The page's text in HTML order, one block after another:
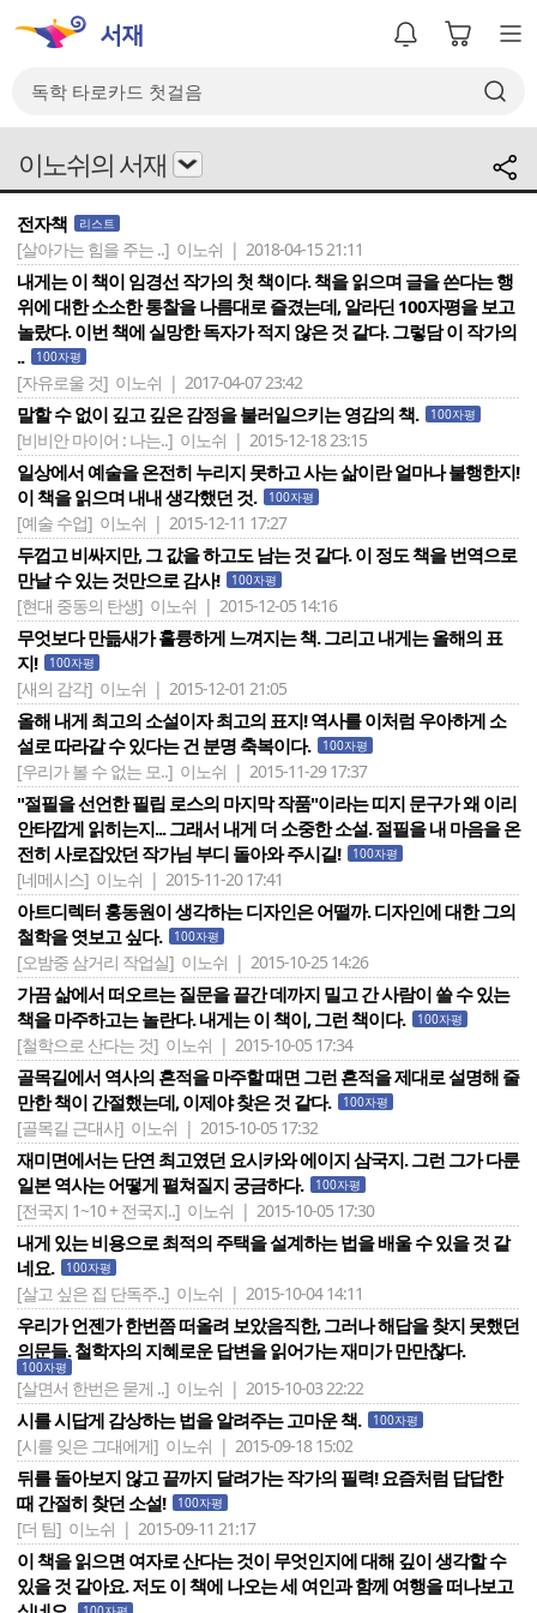
이노쉬의 서재
전자책 리스트
[살아가는 힘을 주는 ..] 이노쉬 | 2018-04-15 21:11
내게는 이 책이 임경선 작가의 첫 책이다. 책을 읽으며 글을 쓴다는 행
위에 대한 소소한 통찰을 나름대로 즐겼는데, 알라딘 100자평을 보고
놀랐다. 이번 책에 실망한 독자가 적지 않은 것 같다. 그렇담 이 작가의
..
100자평
[자유로울 것] 이노쉬 | 2017-04-07 23:42
말할 수 없이 깊고 깊은 감정을 불러일으키는 영감의 책. 100자평
[비비안 마이어 : 나는..] 이노쉬 | 2015-12-18 23:15
일상에서 예술을 온전히 누리지 못하고 사는 삶이란 얼마나 불행한지!
이 책을 읽으며 내내 생각했던 것.
100자평
[예술 수업] 이노쉬 | 2015-12-11 17:27
두껍고 비싸지만, 그 값을 하고도 남는 것 같다. 이 정도 책을 번역으로
만날 수 있는 것만으로 감사!
100자평
[현대 중동의 탄생] 이노쉬 | 2015-12-05 14:16
무엇보다 만듦새가 훌륭하게 느껴지는 책. 그리고 내게는 올해의 표
지!
100자평
[새의 감각] 이노쉬 | 2015-12-01 21:05
올해 내게 최고의 소설이자 최고의 표지! 역사를 이처럼 우아하게 소
설로 따라갈 수 있다는 건 분명 축복이다.
100자평
[우리가 볼 수 없는 모..] 이노쉬 | 2015-11-29 17:37
"절필을 선언한 필립 로스의 마지막 작품"이라는 띠지 문구가 왜 이리
안타깝게 읽히는지... 그래서 내게 더 소중한 소설. 절필을 내 마음을 온
전히 사로잡았던 작가님 부디 돌아와 주시길!
100자평
[네메시스] 이노쉬 | 2015-11-20 17:41
아트디렉터 홍동원이 생각하는 디자인은 어떨까. 디자인에 대한 그의
철학을 엿보고 싶다.
100자평
[오밤중 삼거리 작업실] 이노쉬 | 2015-10-25 14:26
가끔 삶에서 떠오르는 질문을 끝간 데까지 밀고 간 사람이 쓸 수 있는
책을 마주하고는 놀란다. 내게는 이 책이, 그런 책이다.
100자평
[철학으로 산다는 것] 이노쉬 | 2015-10-05 17:34
골목길에서 역사의 흔적을 마주할 때면 그런 흔적을 제대로 설명해 줄
만한 책이 간절했는데, 이제야 찾은 것 같다.
100자평
[골목길 근대사] 이노쉬 | 2015-10-05 17:32
재미면에서는 단연 최고였던 요시카와 에이지 삼국지. 그런 그가 다룬
일본 역사는 어떻게 펼쳐질지 궁금하다.
100자평
[전국지 1~10 + 전국지..] 이노쉬 | 2015-10-05 17:30
내게 있는 비용으로 최적의 주택을 설계하는 법을 배울 수 있을 것 같
네요.
100자평
[살고 싶은 집 단독주..] 이노쉬 | 2015-10-04 14:11
우리가 언젠가 한번쯤 떠올려 보았음직한, 그러나 해답을 찾지 못했던
의문들. 철학자의 지혜로운 답변을 읽어가는 재미가 만만찮다.
100자평
[살면서 한번은 묻게 ..] 이노쉬 | 2015-10-03 22:22
시를 시답게 감상하는 법을 알려주는 고마운 책. 100자평
[시를 잊은 그대에게] 이노쉬 | 2015-09-18 15:02
뒤를 돌아보지 않고 끝까지 달려가는 작가의 필력! 요즘처럼 답답한
때 간절히 찾던 소설!
100자평
[더 팀] 이노쉬 | 2015-09-11 21:17
이 책을 읽으면 여자로 산다는 것이 무엇인지에 대해 깊이 생각할 수
있을 것 같아요. 저도 이 책에 나오는 세 여인과 함께 여행을 떠나보고